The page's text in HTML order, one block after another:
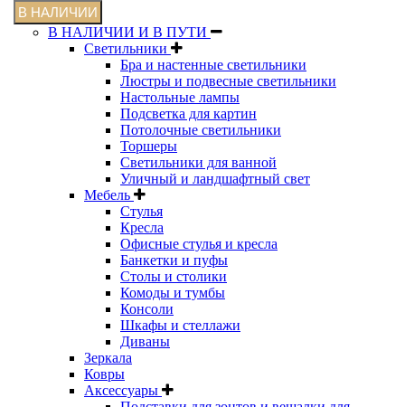
В НАЛИЧИИ
В НАЛИЧИИ И В ПУТИ
Светильники
Бра и настенные светильники
Люстры и подвесные светильники
Настольные лампы
Подсветка для картин
Потолочные светильники
Торшеры
Светильники для ванной
Уличный и ландшафтный свет
Мебель
Стулья
Кресла
Офисные стулья и кресла
Банкетки и пуфы
Столы и столики
Комоды и тумбы
Консоли
Шкафы и стеллажи
Диваны
Зеркала
Ковры
Аксессуары